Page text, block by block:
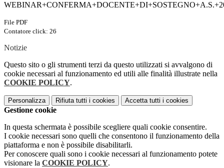
File PDF
Contatore click: 26
Notizie
Questo sito o gli strumenti terzi da questo utilizzati si avvalgono di
cookie necessari al funzionamento ed utili alle finalità illustrate nella
COOKIE POLICY.
Personalizza Rifiuta tutti i cookies Accetta tutti i cookies
Gestione cookie
In questa schermata è possibile scegliere quali cookie consentire.
I cookie necessari sono quelli che consentono il funzionamento della
piattaforma e non è possibile disabilitarli.
Per conoscere quali sono i cookie necessari al funzionamento potete
visionare la COOKIE POLICY.